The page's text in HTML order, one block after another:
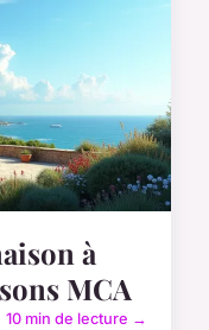
à
MCA
10 min de lecture →